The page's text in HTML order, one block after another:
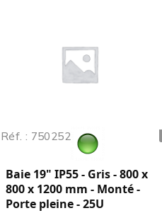
Réf. : 750252
Baie 19" IP55 - Gris - 800 x
800 x 1200 mm - Monté -
Porte pleine - 25U